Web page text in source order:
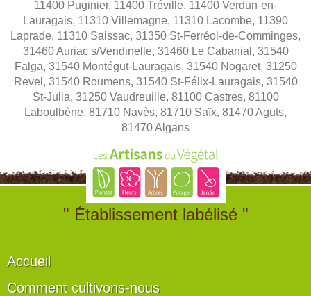
11400 Puginier, 11400 Tréville, 11400 Verdun-en-
Lauragais, 11310 Villemagne, 11310 Lacombe, 11390
Laprade, 11310 Saissac, 31350 St-Ferréol-de-Comminges,
31460 Auriac s/Vendinelle, 31460 Le Cabanial, 31540
Falga, 31540 Montégut-Lauragais, 31540 Nogaret, 31250
Revel, 31540 Roumens, 31540 St-Félix-Lauragais, 31540
St-Julia, 31250 Vaudreuille, 81100 Castres, 81100
Laboulbène, 81710 Navès, 81710 Saïx, 81470 Aguts,
81470 Algans
" Établissement labélisé "
Accueil
Comment cultivons-nous